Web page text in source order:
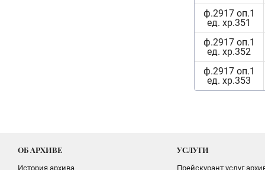
ф.2917 оп.1
ед. хр.351
ф.2917 оп.1
ед. хр.352
ф.2917 оп.1
ед. хр.353
ОБ АРХИВЕ
История архива
УСЛУГИ
Прейскурант услуг